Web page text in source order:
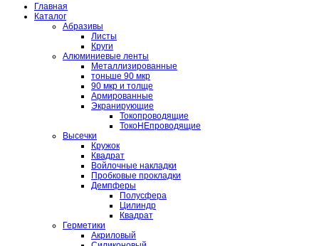
Главная
Каталог
Абразивы
Листы
Круги
Алюминиевые ленты
Металлизированные
тоньше 90 мкр
90 мкр и толще
Армированные
Экранирующие
Токопроводящие
ТокоНЕпроводящие
Высечки
Кружок
Квадрат
Войлочные накладки
Пробковые прокладки
Демпферы
Полусфера
Цилиндр
Квадрат
Герметики
Акриловый